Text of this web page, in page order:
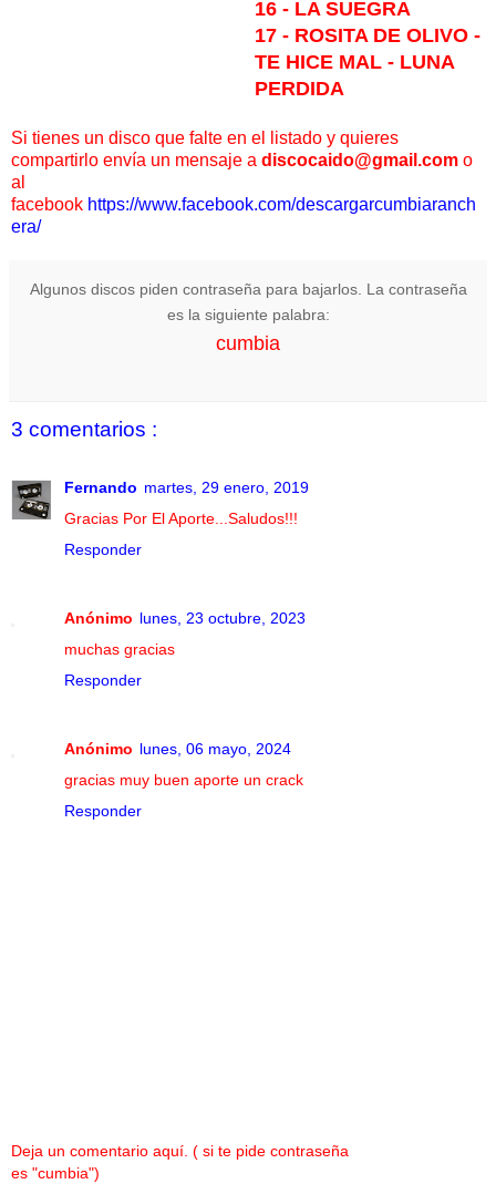
16 - LA SUEGRA
17 - ROSITA DE OLIVO -
TE HICE MAL - LUNA
PERDIDA
Si tienes un disco que falte en el listado y quieres
compartirlo envía un mensaje a discocaido@gmail.com o
al
facebook https://www.facebook.com/descargarcumbiaranch
era/
Algunos discos piden contraseña para bajarlos. La contraseña
es la siguiente palabra:
cumbia
3 comentarios :
Fernando martes, 29 enero, 2019
Gracias Por El Aporte...Saludos!!!
Responder
Anónimo lunes, 23 octubre, 2023
muchas gracias
Responder
Anónimo lunes, 06 mayo, 2024
gracias muy buen aporte un crack
Responder
Deja un comentario aquí. ( si te pide contraseña
es "cumbia")